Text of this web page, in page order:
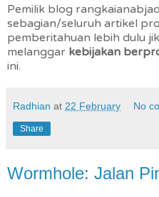
Pemilik blog
sebagian/seluruh artikel
pemberitahuan lebih dulu
melanggar kebijakan
ini.
Radhian at 22 February No
Share
Wormhole: Jalan